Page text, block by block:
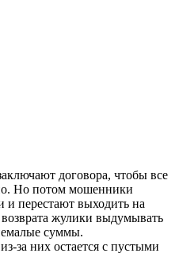
договора, чтобы все
Но потом мошенники
и перестают выходить на
жулики выдумывать
суммы.
за них остается с пустыми